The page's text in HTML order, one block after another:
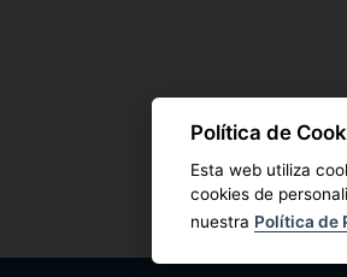
Política de
Esta web utiliza
cookies de
nuestra Política de